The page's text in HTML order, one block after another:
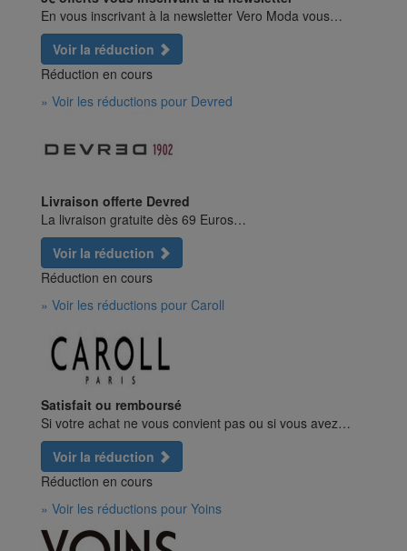
En vous inscrivant à la newsletter Vero Moda vous…
Voir la réduction
Réduction en cours
» Voir les réductions pour Devred
Livraison offerte Devred
La livraison gratuite dès 69 Euros…
Voir la réduction
Réduction en cours
» Voir les réductions pour Caroll
Satisfait ou remboursé
Si votre achat ne vous convient pas ou si vous avez…
Voir la réduction
Réduction en cours
» Voir les réductions pour Yoins